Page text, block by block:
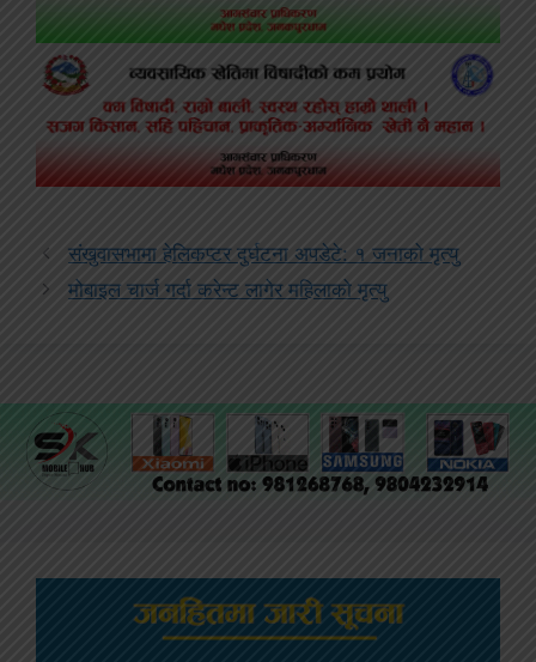
संखुवासभामा हेलिकप्टर दुर्घटना अपडेटे: १ जनाको मृत्यु
मोबाइल चार्ज गर्दा करेन्ट लागेर महिलाको मृत्यु